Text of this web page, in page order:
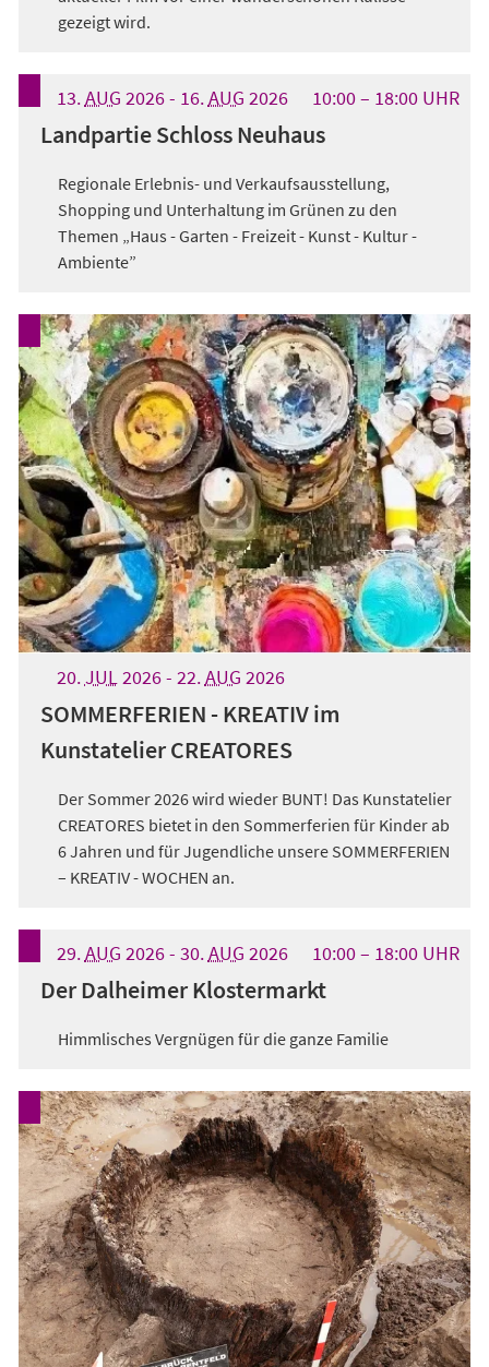
gezeigt wird.
13.AUG 2026- 16.AUG 2026 10:00 18:00UHR
Landpartie Schloss Neuhaus
Regionale Erlebnis- und Verkaufsausstellung,
Shopping und Unterhaltung im Grünen zu den
Themen „Haus - Garten - Freizeit - Kunst - Kultur -
Ambiente”
20.JUL2026- 22.AUG 2026
SOMMERFERIEN - KREATIV im
Kunstatelier CREATORES
Der Sommer 2026 wird wieder BUNT! Das Kunstatelier
CREATORES bietet in den Sommerferien für Kinder ab
6 Jahren und für Jugendliche unsere SOMMERFERIEN
– KREATIV - WOCHEN an.
29.AUG 2026- 30.AUG 2026 10:00 18:00UHR
Der Dalheimer Klostermarkt
Himmlisches Vergnügen für die ganze Familie